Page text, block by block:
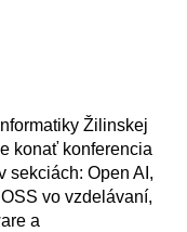
Žilinskej
konať konferencia
sekciách: Open AI,
vo vzdelávaní,
a